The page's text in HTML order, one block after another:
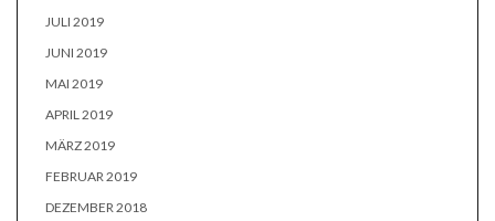
JULI 2019
JUNI 2019
MAI 2019
APRIL 2019
MÄRZ 2019
FEBRUAR 2019
DEZEMBER 2018